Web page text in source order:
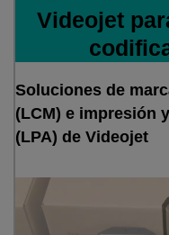
Videojet
Soluciones de
(LCM) e impresión
(LPA) de Videojet